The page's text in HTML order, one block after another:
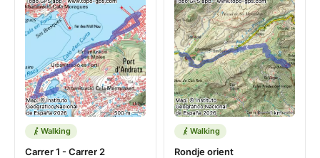
Walking
Carrer 1 - Carrer 2
Walking
Rondje orient